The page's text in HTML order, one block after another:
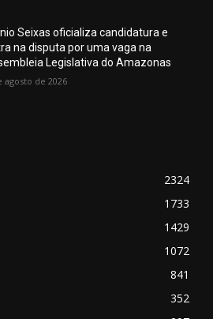
Seixas oficializa candidatura e
na disputa por uma vaga na
Legislativa do Amazonas
agosto de 2026
2324
1733
1429
1072
841
352